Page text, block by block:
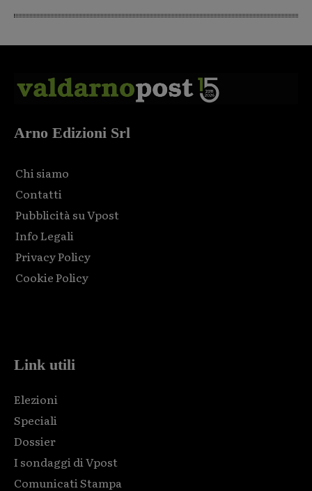
Arno Edizioni Srl
Chi siamo
Contatti
Pubblicità su Vpost
Info Legali
Privacy Policy
Cookie Policy
Link utili
Elezioni
Speciali
Dossier
I sondaggi di Vpost
Comunicati Stampa